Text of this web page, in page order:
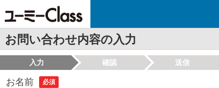
お問い合わせ内容の入力
入力 確認 送信
お名前 必須